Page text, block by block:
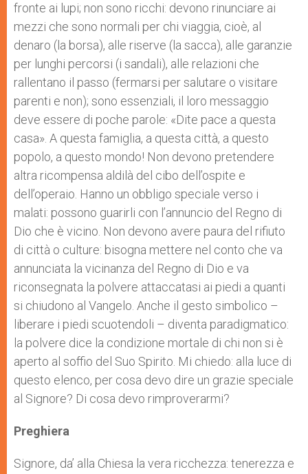
fronte ai lupi; non sono ricchi: devono rinunciare ai
mezzi che sono normali per chi viaggia, cioè, al
denaro (la borsa), alle riserve (la sacca), alle garanzie
per lunghi percorsi (i sandali), alle relazioni che
rallentano il passo (fermarsi per salutare o visitare
parenti e non); sono essenziali, il loro messaggio
deve essere di poche parole: «Dite pace a questa
casa». A questa famiglia, a questa città, a questo
popolo, a questo mondo! Non devono pretendere
altra ricompensa aldilà del cibo dell’ospite e
dell’operaio. Hanno un obbligo speciale verso i
malati: possono guarirli con l’annuncio del Regno di
Dio che è vicino. Non devono avere paura del rifiuto
di città o culture: bisogna mettere nel conto che va
annunciata la vicinanza del Regno di Dio e va
riconsegnata la polvere attaccatasi ai piedi a quanti
si chiudono al Vangelo. Anche il gesto simbolico –
liberare i piedi scuotendoli – diventa paradigmatico:
la polvere dice la condizione mortale di chi non si è
aperto al soffio del Suo Spirito. Mi chiedo: alla luce di
questo elenco, per cosa devo dire un grazie speciale
al Signore? Di cosa devo rimproverarmi?
Preghiera
Signore, da’ alla Chiesa la vera ricchezza: tenerezza e